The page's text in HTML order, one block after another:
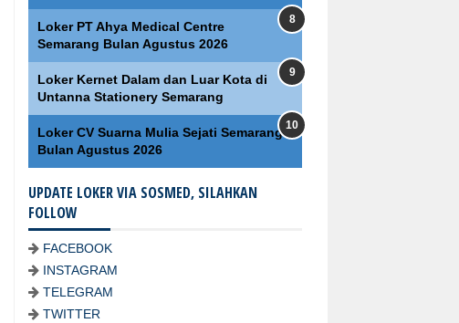
Loker PT Ahya Medical Centre
Semarang Bulan Agustus 2026
Loker Kernet Dalam dan Luar Kota di
Untanna Stationery Semarang
Loker CV Suarna Mulia Sejati Semarang
Bulan Agustus 2026
UPDATE LOKER VIA SOSMED, SILAHKAN
FOLLOW
FACEBOOK
INSTAGRAM
TELEGRAM
TWITTER